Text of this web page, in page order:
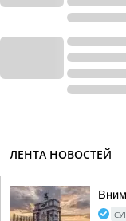
ЛЕНТА НОВОСТЕЙ